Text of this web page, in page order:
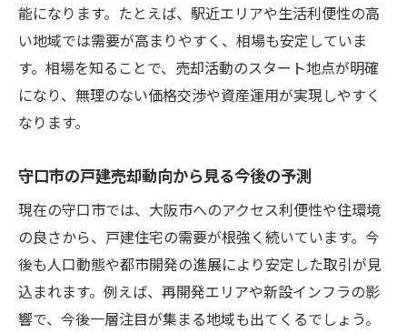
能になります。たとえば、駅近エリアや生活利便性の高
い地域では需要が高まりやすく、相場も安定していま
す。相場を知ることで、売却活動のスタート地点が明確
になり、無理のない価格交渉や資産運用が実現しやすく
なります。
守口市の戸建売却動向から見る今後の予測
現在の守口市では、大阪市へのアクセス利便性や住環境
の良さから、戸建住宅の需要が根強く続いています。今
後も人口動態や都市開発の進展により安定した取引が見
込まれます。例えば、再開発エリアや新設インフラの影
響で、今後一層注目が集まる地域も出てくるでしょう。